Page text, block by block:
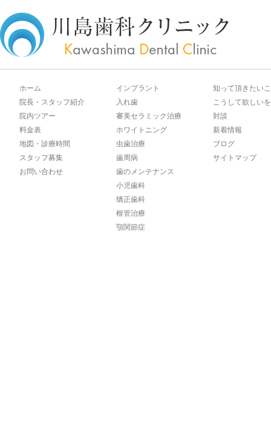
ホーム
院長・スタッフ紹介
院内ツアー
料金表
地図・診療時間
スタッフ募集
お問い合わせ
インプラント
入れ歯
審美セラミック治療
ホワイトニング
虫歯治療
歯周病
歯のメンテナンス
小児歯科
矯正歯科
根管治療
顎関節症
知って頂きたい
こうして欲しい
対談
新着情報
ブログ
サイトマップ